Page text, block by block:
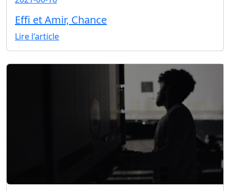
Effi et Amir, Chance
Lire l'article